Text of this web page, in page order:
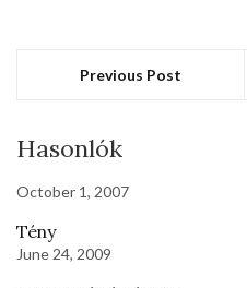
Previous Post
Hasonlók
October 1, 2007
Tény
June 24, 2009